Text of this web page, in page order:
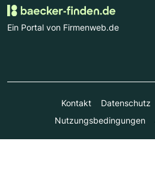
Ein Portal von Firmenweb.de
Kontakt Datenschutz
Nutzungsbedingungen